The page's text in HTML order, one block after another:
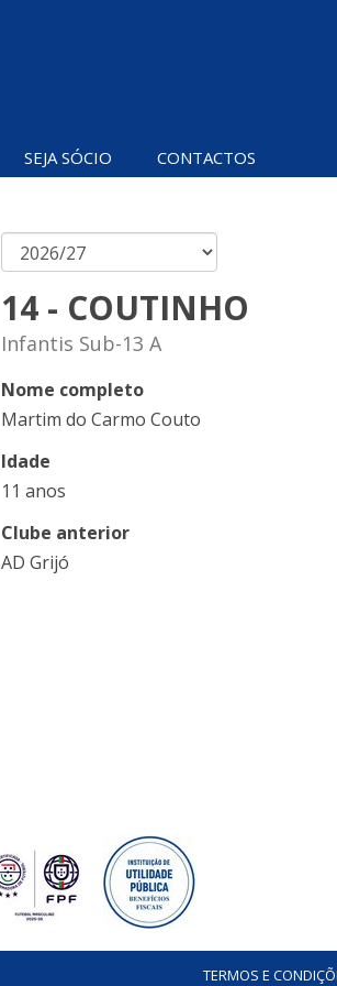
SEJA SÓCIO CONTACTOS
14 - COUTINHO
Infantis Sub-13 A
Nome completo
Martim do Carmo Couto
Idade
11 anos
Clube anterior
AD Grijó
TERMOS E